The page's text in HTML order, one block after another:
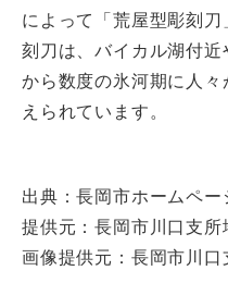
によって「荒屋型彫刻
刻刀は、バイカル湖付近
から数度の氷河期に人
えられています。
出典：長岡市ホームペー
提供元：長岡市川口支
画像提供元：長岡市川